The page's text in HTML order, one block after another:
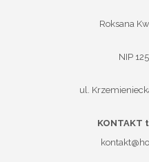
Roksana
NIP
ul.
KONTAKT